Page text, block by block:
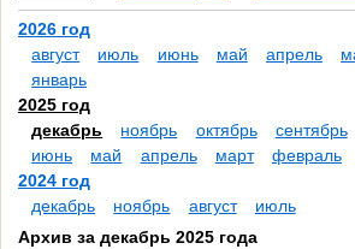
2026 год
август
июль июнь май апрель
январь
2025 год
декабрь
ноябрь октябрь сентябрь
июнь
май апрель март февраль
2024 год
декабрь
ноябрь август
июль
Архив за декабрь 2025 года